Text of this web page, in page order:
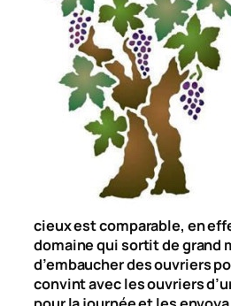
cieux est comparable, en
domaine qui sortit de grand
d’embaucher des ouvriers
convint avec les ouvriers